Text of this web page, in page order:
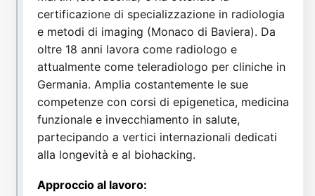
certificazione di specializzazione in radiologia
e metodi di imaging (Monaco di Baviera). Da
oltre 18 anni lavora come radiologo e
attualmente come teleradiologo per cliniche in
Germania. Amplia costantemente le sue
competenze con corsi di epigenetica, medicina
funzionale e invecchiamento in salute,
partecipando a vertici internazionali dedicati
alla longevità e al biohacking.
Approccio al lavoro: